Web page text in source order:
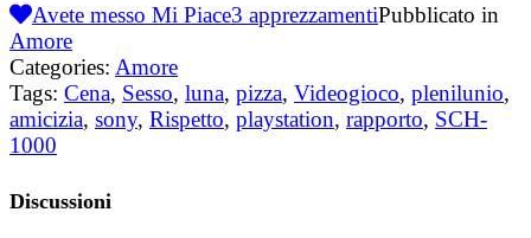
Avete messo Mi Piace3 apprezzamentiPubblicato in
Amore
Categories: Amore
Tags: Cena, Sesso, luna, pizza, Videogioco, plenilunio,
amicizia, sony, Rispetto, playstation, rapporto, SCH-
1000
Discussioni